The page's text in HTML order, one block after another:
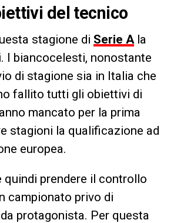
del tecnico
stagione di Serie Ala
I biancocelesti, nonostante
di stagione sia in Italia che
fallito tutti gli obiettivi di
mancato per la prima
stagioni la qualificazione ad
europea.
quindi prendere il controllo
campionato privo di
protagonista. Per questa